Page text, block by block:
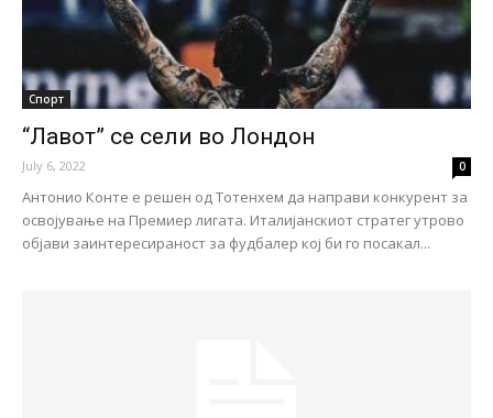
Спорт
“Лавот” се сели во Лондон
July 6, 2022 0
Антонио Конте е решен од Тотенхем да направи конкурент за
освојување на Премиер лигата. Италијанскиот стратег утрово
објави заинтересираност за фудбалер кој би го посакал...